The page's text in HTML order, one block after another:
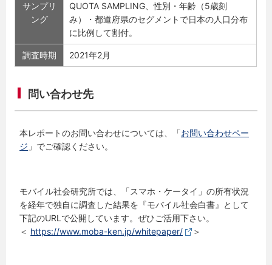
サンプリ
ング
QUOTA SAMPLING、性別・年齢（5歳刻
み）・都道府県のセグメントで日本の人口分布
に比例して割付。
調査時期 2021年2月
問い合わせ先
本レポートのお問い合わせについては、「お問い合わせペー
ジ 」でご確認ください。
モバイル社会研究所では、「スマホ・ケータイ」の所有状況
を経年で独自に調査した結果を『モバイル社会白書』として
下記のURLで公開しています。ぜひご活用下さい。
＜ https://www.moba-ken.jp/whitepaper/ ＞